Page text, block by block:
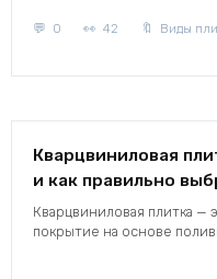
0 42 Виды
Кварцвиниловая
и как правильно
Кварцвиниловая плитка —
покрытие на основе